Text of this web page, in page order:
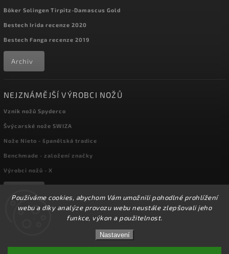
Používáme cookies, abychom Vám umožnili pohodlné prohlížení
webu a díky analýze provozu webu neustále zlepšovali jeho
funkce, výkon a použitelnost.
Nastavení
☀️Ve dnech 3-14.8 2026 máme zavřeno z důvodu
DOVOLENÉ. Eshop zůstává v provozu, objednávky
budeme zpracovávat v pondělí 17.8.2026. Děkujeme za
pochopení.☀️
Böker Solingen Tirpitz-Damascus Gold
Bestech Irida recenze 2020
Bestech Fanga recenze 2019
Archiv
NEJZNÁMĚJŠÍ VÝROBCI NOŽŮ
Vznik nožů Spyderco
Švýcarské nože SWIZA
Nože Nieto - španělská tradice
Benchmade - založení značky
Výrobci nožů - X
kapesni-noze.cz
Upravit nastavení cookies